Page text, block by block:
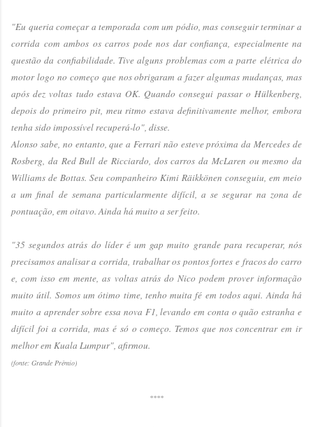
"Eu queria começar a temporada com um pódio, mas conseguir terminar a
corrida com ambos os carros pode nos dar confiança, especialmente na
questão da confiabilidade. Tive alguns problemas com a parte elétrica do
motor logo no começo que nos obrigaram a fazer algumas mudanças, mas
após dez voltas tudo estava OK. Quando consegui passar o Hülkenberg,
depois do primeiro pit, meu ritmo estava definitivamente melhor, embora
tenha sido impossível recuperá-lo", disse.
Alonso sabe, no entanto, que a Ferrari não esteve próxima da Mercedes de
Rosberg, da Red Bull de Ricciardo, dos carros da McLaren ou mesmo da
Williams de Bottas. Seu companheiro Kimi Räikkönen conseguiu, em meio
a um final de semana particularmente difícil, a se segurar na zona de
pontuação, em oitavo. Ainda há muito a ser feito.
"35 segundos atrás do líder é um gap muito grande para recuperar, nós
precisamos analisar a corrida, trabalhar os pontos fortes e fracos do carro
e, com isso em mente, as voltas atrás do Nico podem prover informação
muito útil. Somos um ótimo time, tenho muita fé em todos aqui. Ainda há
muito a aprender sobre essa nova F1, levando em conta o quão estranha e
difícil foi a corrida, mas é só o começo. Temos que nos concentrar em ir
melhor em Kuala Lumpur", afirmou.
(fonte: Grande Prêmio)
****